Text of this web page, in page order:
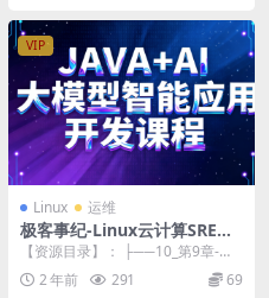
VIP
Linux 运维
极客事纪-Linux云计算SRE架
构师2403期|更新
【资源目录】： ├──10_第9章-硬
盘介绍和磁盘管理 | └──10_第9
章-...2 年前 291 69